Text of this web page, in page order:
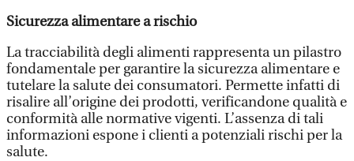
Sicurezza alimentare a rischio
La tracciabilità degli alimenti rappresenta un pilastro
fondamentale per garantire la sicurezza alimentare e
tutelare la salute dei consumatori. Permette infatti di
risalire all’origine dei prodotti, verificandone qualità e
conformità alle normative vigenti. L’assenza di tali
informazioni espone i clienti a potenziali rischi per la
salute.